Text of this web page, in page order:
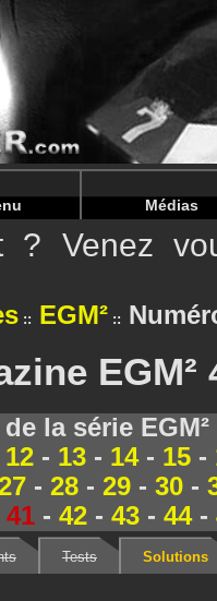
in /
in /
Médias
? Venez
EGM²
EGM²
la série
12 - 13 - 14- 15 -
- 28 - 29 - 30 -
41- 42- 43- 44-
Tests Solutions